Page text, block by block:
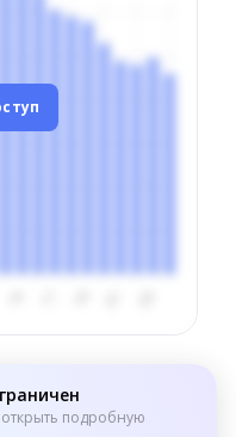
подробную